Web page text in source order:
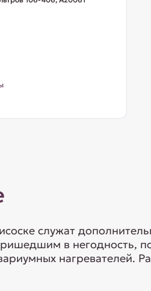
служат
в негодность,
нагревателей.